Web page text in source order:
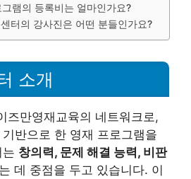
램의 등록비는 얼마인가요?
터의 강사진은 어떤 분들인가요?
소개
즈만영재교육의 네트워크로,
반으로 한 영재 프로그램을
창의력, 문제 해결 능력, 비판
데 중점을 두고 있습니다. 이